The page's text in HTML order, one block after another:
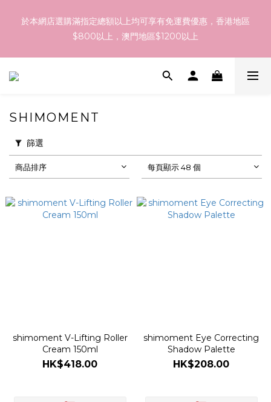
港，最終亦要視乎各品牌最終發貨日子及出貨速度而定。
於本網店選購滿指定總額以上均可享有免運費優惠，香港地區
$800以上，澳門地區$1200以上
訂貨到貨資訊：於 05 - 18/Aug 期間訂貨，預計於 26/Aug 到
SHIMOMENT
篩選
商品排序 每頁顯示 48 個
shimoment V-Lifting Roller
Cream 150ml
HK$418.00
shimoment Eye Correcting
Shadow Palette
HK$208.00